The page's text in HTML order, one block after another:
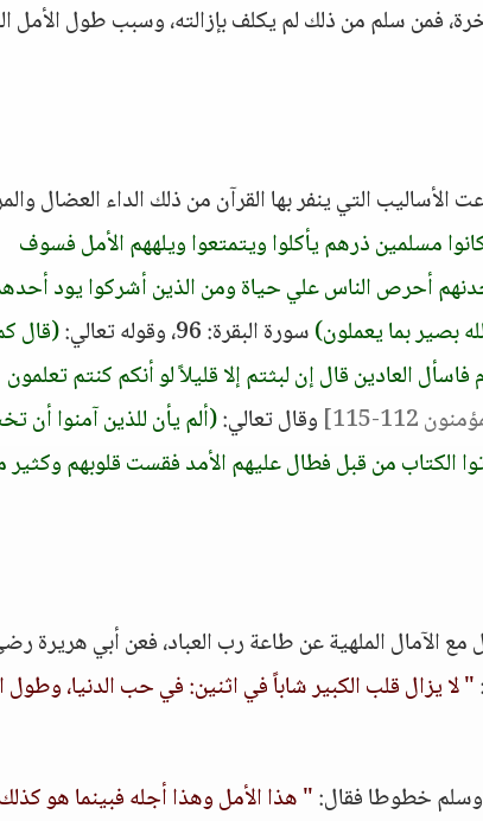
فمن سلم من ذلك لم يكلف بإزالته، وسبب طول الأمل
التي ينفر بها القرآن من ذلك الداء العضال
مسلمين ذرهم يأكلوا ويتمتعوا ويلههم الأمل فسوف
أحرص الناس علي حياة ومن الذين أشركوا يود
بصير بما يعملون)سورة البقرة: 96، وقوله تعالي:
(قال
العادين قال إن لبثتم إلا قليلاً لو أنكم كنتم تعلمون
112-115] وقال تعالي:(ألم يأن للذين آمنوا أن
الكتاب من قبل فطال عليهم الأمد فقست قلوبهم وكثير
الآمال الملهية عن طاعة رب العباد، فعن أبي هريرة
" لا يزال قلب الكبير شاباً في اثنين: في حب الدنيا، وطول
وسلم خطوطا فقال:" هذا الأمل وهذا أجله فبينما هو